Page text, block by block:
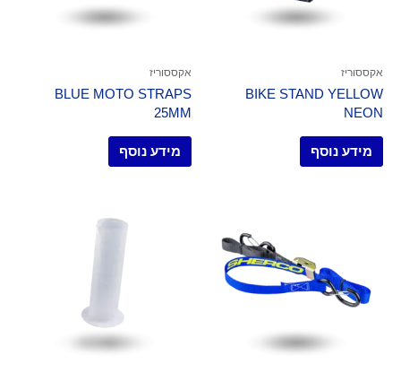
אקססוריז
BIKE STAND YELLOW
NEON
מידע נוסף
אקססוריז
BLUE MOTO STRAPS
25MM
מידע נוסף